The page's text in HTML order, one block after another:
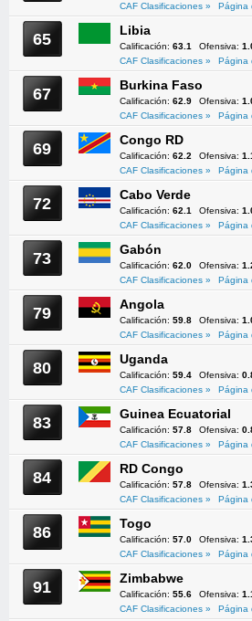
CAF Clasificaciones »
Página
65 Libia
Calificación: 63.1 Ofensiva:
CAF Clasificaciones »
Página
67 Burkina Faso
Calificación: 62.9 Ofensiva:
CAF Clasificaciones »
Página
69 Congo RD
Calificación: 62.2 Ofensiva:
CAF Clasificaciones »
Página
72 Cabo Verde
Calificación: 62.1 Ofensiva:
CAF Clasificaciones »
Página
73 Gabón
Calificación: 62.0 Ofensiva:
CAF Clasificaciones »
Página
79 Angola
Calificación: 59.8 Ofensiva:
CAF Clasificaciones »
Página
80 Uganda
Calificación: 59.4 Ofensiva:
CAF Clasificaciones »
Página
83 Guinea Ecuatorial
Calificación: 57.8 Ofensiva:
CAF Clasificaciones »
Página
84 RD Congo
Calificación: 57.8 Ofensiva:
CAF Clasificaciones »
Página
86 Togo
Calificación: 57.0 Ofensiva:
CAF Clasificaciones »
Página
91 Zimbabwe
Calificación: 55.6 Ofensiva:
CAF Clasificaciones »
Página